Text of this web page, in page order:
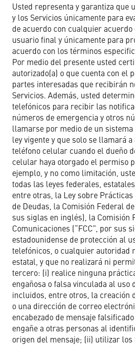
Usted representa y garantiza que
y los Servicios únicamente para
de acuerdo con cualquier
usuario final y únicamente para
acuerdo con los términos
Por medio del presente usted
autorizado(a) o que cuenta con el
partes interesadas que recibirán
Servicios. Además, usted
telefónicos para recibir las
números de emergencia y otros
llamarse por medio de un sistema
ley vigente y que solo se llamará
teléfono celular cuando el dueño
celular haya otorgado el permiso
ejemplo, y no como limitación,
todas las leyes federales,
entre otras, la Ley sobre
de Deudas, la Comisión Federal
sus siglas en inglés), la Comisión
Comunicaciones (“FCC”, por sus
estadounidense de protección al
telefónicos, o cualquier autoridad
estatal, y que no realizará ni
tercero: (i) realice ninguna
engañosa o falsa vinculada al uso
incluidos, entre otros, la creación
o una dirección de correo
encabezado de mensaje
engañe a otras personas al
origen del mensaje; (ii) utilizar los